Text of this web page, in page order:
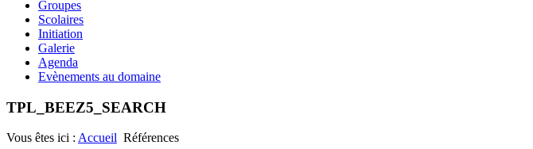
Groupes
Scolaires
Initiation
Galerie
Agenda
Evènements au domaine
TPL_BEEZ5_SEARCH
Vous êtes ici : Accueil Références